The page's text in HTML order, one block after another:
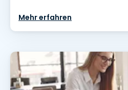
Mehr erfahren